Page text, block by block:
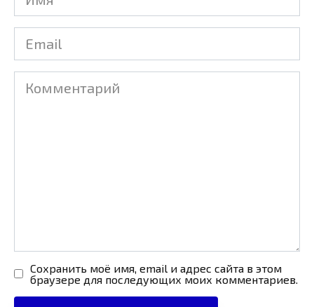
Email
Комментарий
Сохранить моё имя, email и адрес сайта в этом
браузере для последующих моих комментариев.